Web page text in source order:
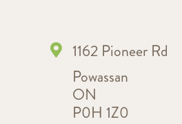
1162 Pioneer Rd
Powassan
ON
P0H 1Z0